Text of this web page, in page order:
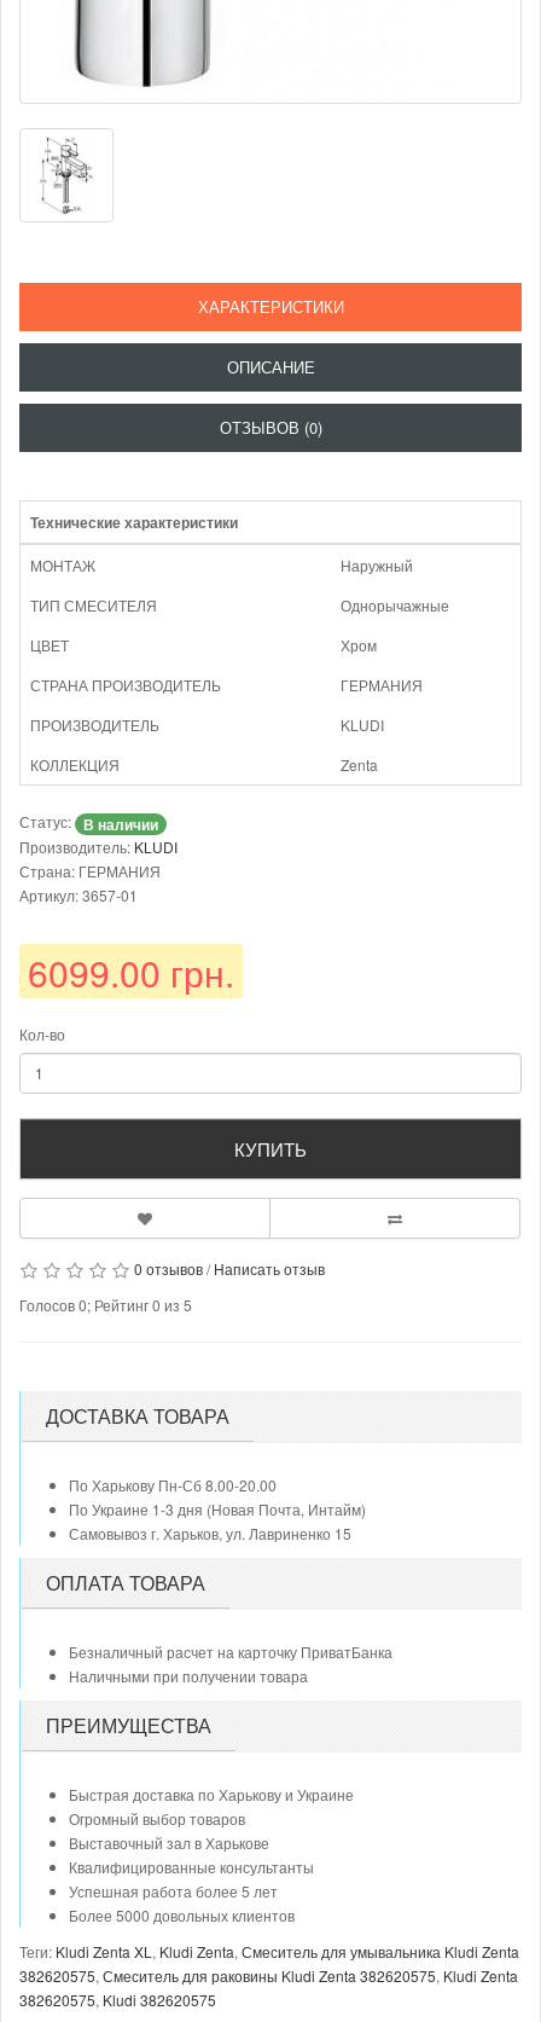
ХАРАКТЕРИСТИКИ
ОПИСАНИЕ
ОТЗЫВОВ (0)
Технические характеристики
МОНТАЖ
Наружный
ТИП СМЕСИТЕЛЯ
Однорычажные
ЦВЕТ
Хром
СТРАНА ПРОИЗВОДИТЕЛЬ
ГЕРМАНИЯ
ПРОИЗВОДИТЕЛЬ
KLUDI
КОЛЛЕКЦИЯ
Zenta
Статус: В наличии
Производитель: KLUDI
Страна: ГЕРМАНИЯ
Артикул: 3657-01
6099.00 грн.
Кол-во
КУПИТЬ
0 отзывов/Написать отзыв
Голосов0; Рейтинг0 из 5
ДОСТАВКА ТОВАРА
По Харькову Пн-Сб 8.00-20.00
По Украине 1-3 дня (Новая Почта, Интайм)
Самовывоз г. Харьков, ул. Лавриненко 15
ОПЛАТА ТОВАРА
Безналичный расчет на карточку ПриватБанка
Наличными при получении товара
ПРЕИМУЩЕСТВА
Быстрая доставка по Харькову и Украине
Огромный выбор товаров
Выставочный зал в Харькове
Квалифицированные консультанты
Успешная работа более 5 лет
Более 5000 довольных клиентов
Теги: Kludi Zenta XL , Kludi Zenta, Смеситель для умывальника Kludi Zenta
382620575, Смеситель для раковины Kludi Zenta 382620575, Kludi Zenta
382620575, Kludi 382620575